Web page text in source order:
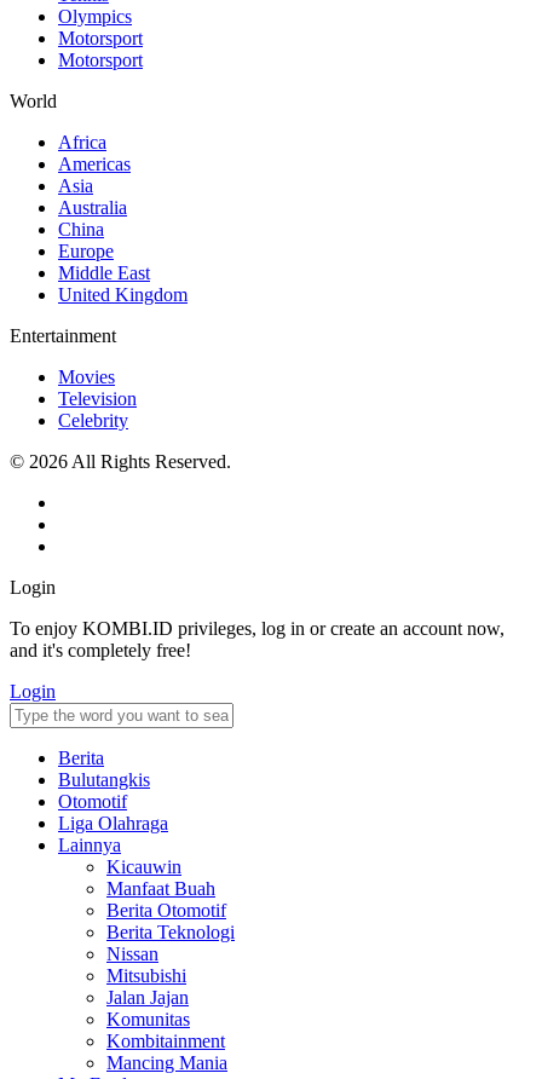
Olympics
Motorsport
Motorsport
World
Africa
Americas
Asia
Australia
China
Europe
Middle East
United Kingdom
Entertainment
Movies
Television
Celebrity
© 2026 All Rights Reserved.
Login
To enjoy KOMBI.ID privileges, log in or create an account now,
and it's completely free!
Login
Berita
Bulutangkis
Otomotif
Liga Olahraga
Lainnya
Kicauwin
Manfaat Buah
Berita Otomotif
Berita Teknologi
Nissan
Mitsubishi
Jalan Jajan
Komunitas
Kombitainment
Mancing Mania